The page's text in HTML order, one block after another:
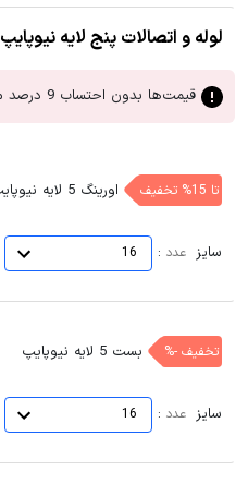
لوله و اتصالات پنج لایه نیوپایپ
قیمت‌ها بدون احتساب 9 درصد مالیات بر ارزش افزوده است.
تا 15% تخفیف اورینگ 5 لایه نیوپایپ
سایز عدد :
16
تخفیف -% بست 5 لایه نیوپایپ
سایز عدد :
16